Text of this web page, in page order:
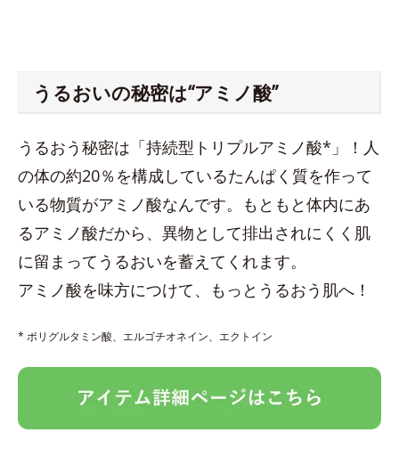
うるおいの秘密は“アミノ酸”
うるおう秘密は「持続型トリプルアミノ酸*」！人
の体の約20％を構成しているたんぱく質を作って
いる物質がアミノ酸なんです。もともと体内にあ
るアミノ酸だから、異物として排出されにくく肌
に留まってうるおいを蓄えてくれます。
アミノ酸を味方につけて、もっとうるおう肌へ！
* ポリグルタミン酸、エルゴチオネイン、エクトイン